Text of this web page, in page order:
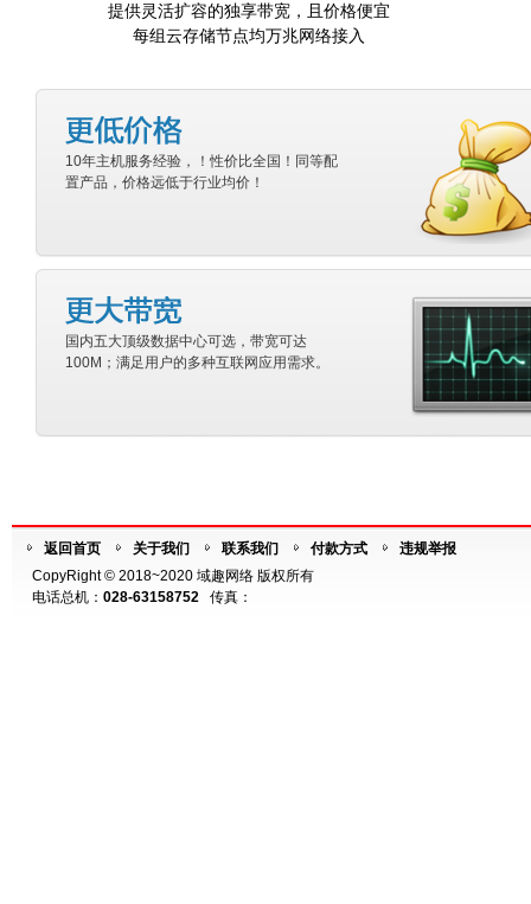
提供灵活扩容的独享带宽，且价格便宜
每组云存储节点均万兆网络接入
10年主机服务经验，！性价比全国！同等配
置产品，价格远低于行业均价！
国内五大顶级数据中心可选，带宽可达
100M；满足用户的多种互联网应用需求。
返回首页 关于我们 联系我们 付款方式
违规举报
CopyRight © 2018~2020 域趣网络 版权所有
电话总机： 028-63158752 传真：